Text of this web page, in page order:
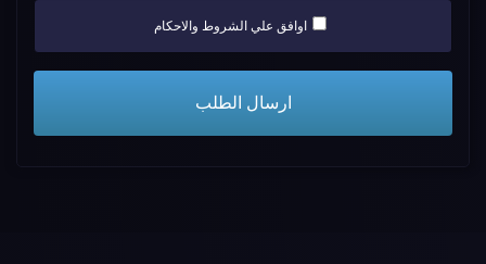
اوافق علي الشروط والاحكام